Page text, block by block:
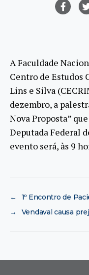
A Faculdade
Centro de
Lins e Silva
dezembro, a
Nova Proposta”
Deputada Federal
evento será, às 9
←
1º Encontro de
→
Vendaval causa